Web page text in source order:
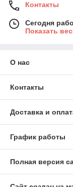
Контакты
Сегодня
Показать
О нас
Контакты
Доставка и
График работы
Полная версия